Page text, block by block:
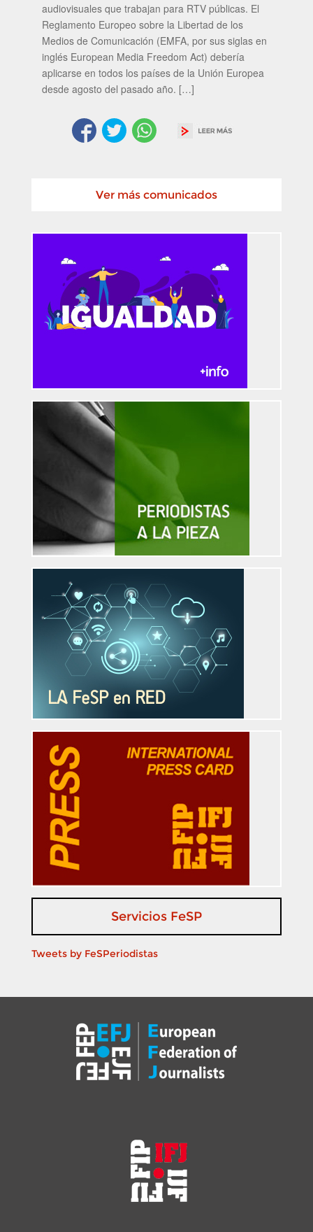
audiovisuales que trabajan para RTV públicas. El
Reglamento Europeo sobre la Libertad de los
Medios de Comunicación (EMFA, por sus siglas en
inglés European Media Freedom Act) debería
aplicarse en todos los países de la Unión Europea
desde agosto del pasado año. […]
Ver más comunicados
Servicios FeSP
Tweets by FeSPeriodistas